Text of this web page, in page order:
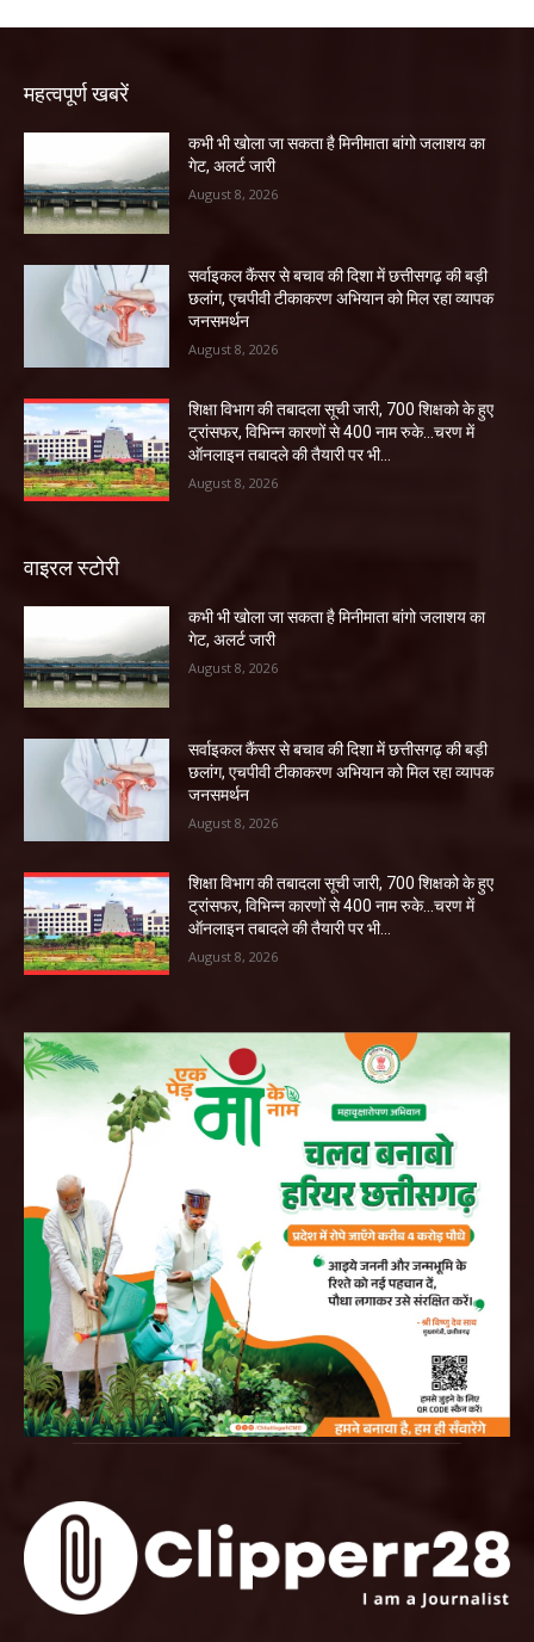
महत्वपूर्ण खबरें
कभी भी खोला जा सकता है मिनीमाता बांगो जलाशय का
गेट, अलर्ट जारी
August 8, 2026
सर्वाइकल कैंसर से बचाव की दिशा में छत्तीसगढ़ की बड़ी
छलांग, एचपीवी टीकाकरण अभियान को मिल रहा व्यापक
जनसमर्थन
August 8, 2026
शिक्षा विभाग की तबादला सूची जारी, 700 शिक्षको के हुए
ट्रांसफर, विभिन्न कारणों से 400 नाम रुके…चरण में
ऑनलाइन तबादले की तैयारी पर भी...
August 8, 2026
वाइरल स्टोरी
कभी भी खोला जा सकता है मिनीमाता बांगो जलाशय का
गेट, अलर्ट जारी
August 8, 2026
सर्वाइकल कैंसर से बचाव की दिशा में छत्तीसगढ़ की बड़ी
छलांग, एचपीवी टीकाकरण अभियान को मिल रहा व्यापक
जनसमर्थन
August 8, 2026
शिक्षा विभाग की तबादला सूची जारी, 700 शिक्षको के हुए
ट्रांसफर, विभिन्न कारणों से 400 नाम रुके…चरण में
ऑनलाइन तबादले की तैयारी पर भी...
August 8, 2026